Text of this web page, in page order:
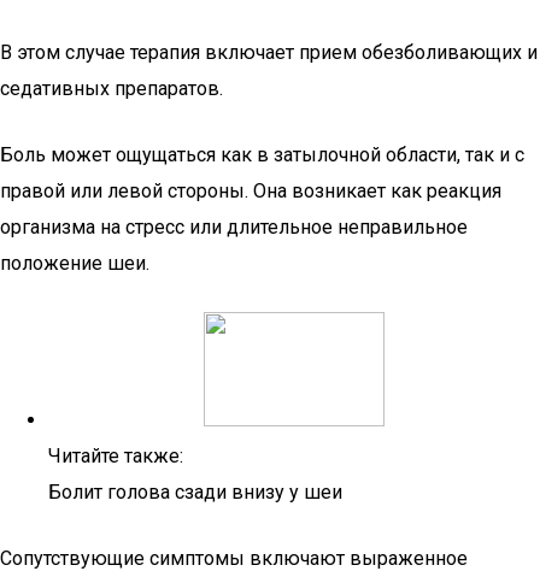
В этом случае терапия включает прием обезболивающих и
седативных препаратов.
Боль может ощущаться как в затылочной области, так и с
правой или левой стороны. Она возникает как реакция
организма на стресс или длительное неправильное
положение шеи.
Читайте также:
Болит голова сзади внизу у шеи
Сопутствующие симптомы включают выраженное